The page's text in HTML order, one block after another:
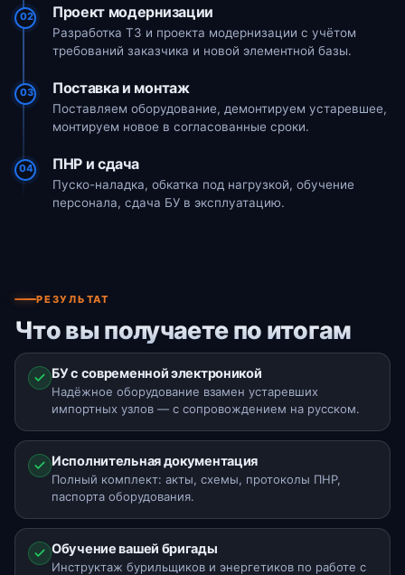
02 Проект модернизации
Разработка ТЗ и проекта модернизации с учётом
требований заказчика и новой элементной базы.
03 Поставка и монтаж
Поставляем оборудование, демонтируем устаревшее,
монтируем новое в согласованные сроки.
04 ПНР и сдача
Пуско-наладка, обкатка под нагрузкой, обучение
персонала, сдача БУ в эксплуатацию.
РЕЗУЛЬТАТ
Что вы получаете по итогам
БУ с современной электроникой
Надёжное оборудование взамен устаревших
импортных узлов — с сопровождением на русском.
Исполнительная документация
Полный комплект: акты, схемы, протоколы ПНР,
паспорта оборудования.
Обучение вашей бригады
Инструктаж бурильщиков и энергетиков по работе с